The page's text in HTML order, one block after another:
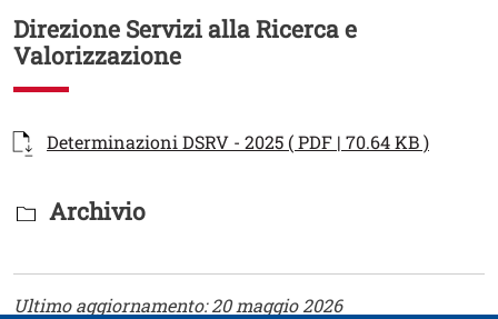
Direzione Servizi alla Ricerca e
Valorizzazione
Documenti
Documento
Determinazioni DSRV - 2025 ( PDF | 70.64 KB )Apri il
Titolo Documenti in cartella
Archivio
Ultimo aggiornamento: 20 maggio 2026